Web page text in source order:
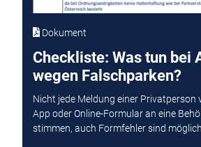
Dokument
Checkliste: Was tun bei
wegen Falschparken?
Nicht jede Meldung einer Privatperson
App oder Online-Formular an eine
stimmen, auch Formfehler sind möglich.